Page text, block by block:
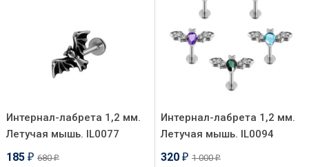
Интернал-лабрета 1,2 мм.
Летучая мышь. IL0077
185 ₽ 680₽
Интернал-лабрета 1,2 мм.
Летучая мышь. IL0094
320 ₽ 1 000₽